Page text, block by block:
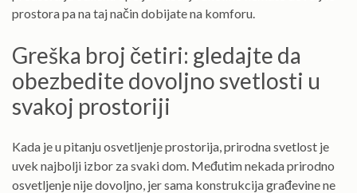
prostora pa na taj način dobijate na komforu.
Greška broj četiri: gledajte da
obezbedite dovoljno svetlosti u
svakoj prostoriji
Kada je u pitanju osvetljenje prostorija, prirodna svetlost je
uvek najbolji izbor za svaki dom. Međutim nekada prirodno
osvetljenje nije dovoljno, jer sama konstrukcija građevine ne